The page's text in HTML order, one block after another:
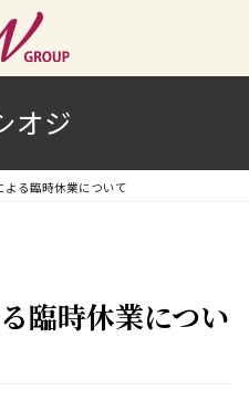
オジ
よる臨時休業について
臨時休業につい